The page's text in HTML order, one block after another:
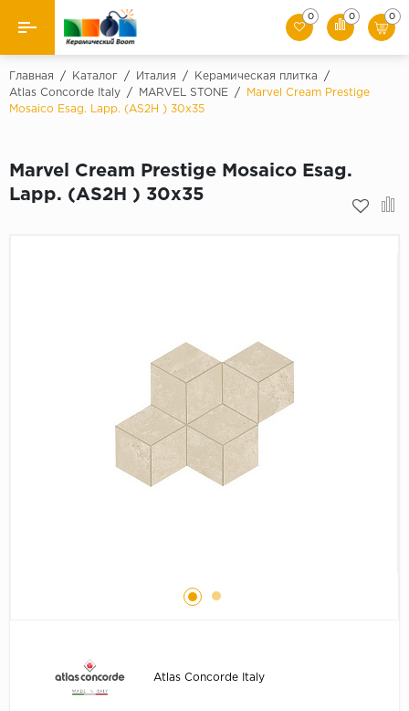
Назад
Производители
Керамогранит
0 0 0
Главная / Каталог / Италия / Керамическая плитка
/
Atlas Concorde Italy
/ MARVEL STONE /
Marvel Cream Prestige
Mosaico Esag. Lapp. (AS2H ) 30x35
Marvel Cream Prestige Mosaico Esag.
Lapp. (AS2H ) 30x35
Atlas Concorde Italy